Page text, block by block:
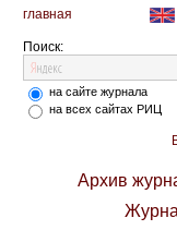
главная
Поиск:
на сайте журнала
на всех сайтах РИЦ
Архив